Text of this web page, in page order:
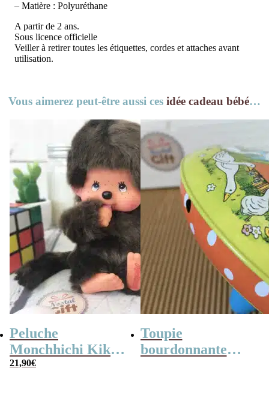
– Matière : Polyuréthane
A partir de 2 ans.
Sous licence officielle
Veiller à retirer toutes les étiquettes, cordes et attaches avant
utilisation.
Vous aimerez peut-être aussi ces idée cadeau bébé…
Peluche
Monchhichi Kiki
l’original (20 cm)
21,90€
Toupie
bourdonnante